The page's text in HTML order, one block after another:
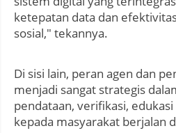
ketepatan data dan
sosial," tekannya.
Di sisi lain, peran agen dan
menjadi sangat strategis
pendataan, verifikasi,
kepada masyarakat berjalan